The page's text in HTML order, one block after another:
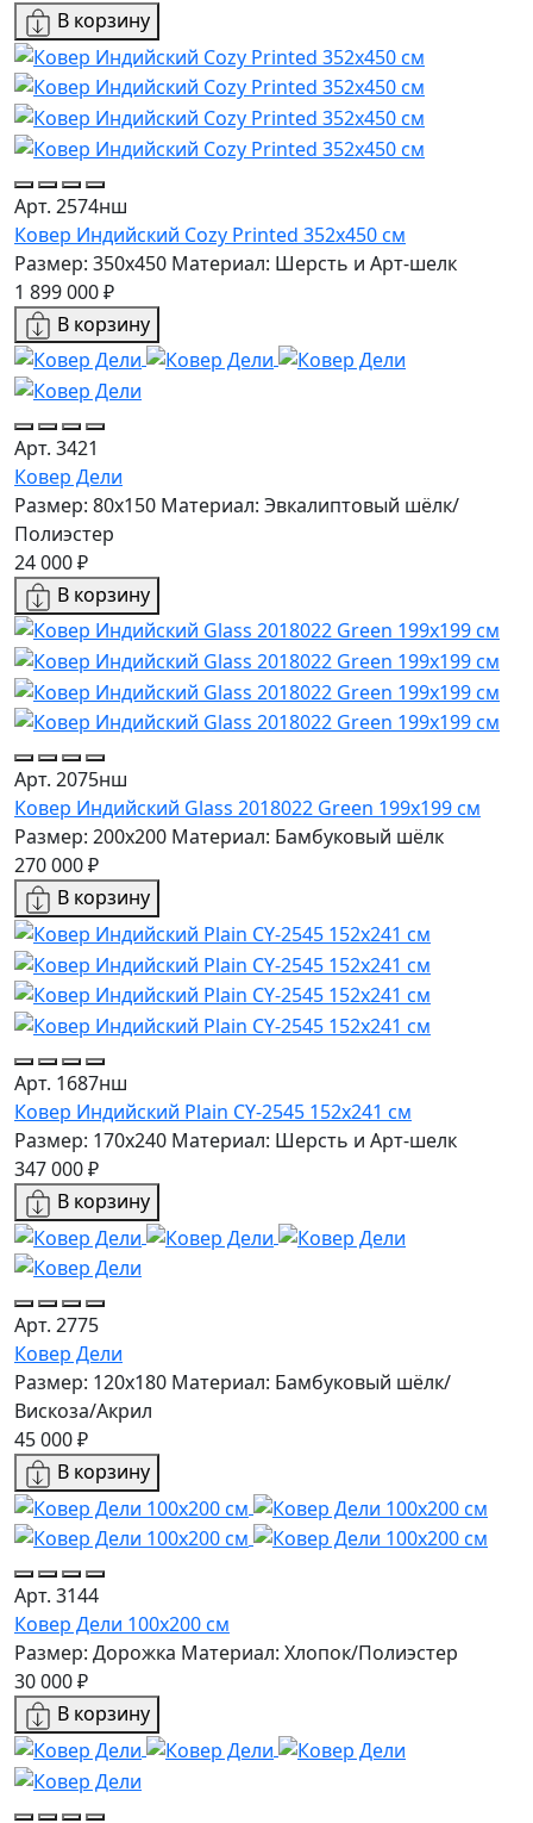
В корзину
Арт. 2574нш
Ковер Индийский Cozy Printed 352x450 см
Размер: 350x450 Материал: Шерсть и Арт-шелк
1 899 000 ₽
В корзину
Арт. 3421
Ковер Дели
Размер: 80x150 Материал: Эвкалиптовый шёлк/
Полиэстер
24 000 ₽
В корзину
Арт. 2075нш
Ковер Индийский Glass 2018022 Green 199x199 см
Размер: 200x200 Материал: Бамбуковый шёлк
270 000 ₽
В корзину
Арт. 1687нш
Ковер Индийский Plain CY-2545 152x241 см
Размер: 170x240 Материал: Шерсть и Арт-шелк
347 000 ₽
В корзину
Арт. 2775
Ковер Дели
Размер: 120x180 Материал: Бамбуковый шёлк/
Вискоза/Акрил
45 000 ₽
В корзину
Арт. 3144
Ковер Дели 100х200 см
Размер: Дорожка Материал: Хлопок/Полиэстер
30 000 ₽
В корзину